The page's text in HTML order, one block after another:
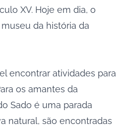
XV. Hoje em dia, o
da história da
encontrar atividades para
os amantes da
Sado é uma parada
natural, são encontradas